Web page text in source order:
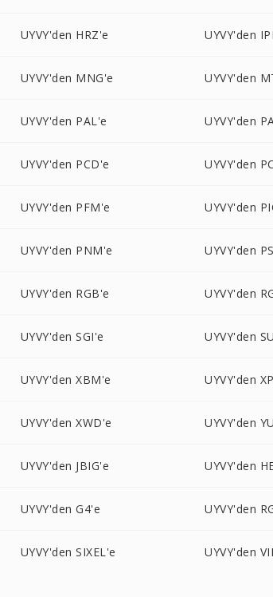
UYVY'den HRZ'e UYVY'den
UYVY'den MNG'e UYVY'den
UYVY'den PAL'e UYVY'den
UYVY'den PCD'e UYVY'den
UYVY'den PFM'e UYVY'den
UYVY'den PNM'e UYVY'den
UYVY'den RGB'e UYVY'den
UYVY'den SGI'e UYVY'den
UYVY'den XBM'e UYVY'den
UYVY'den XWD'e UYVY'den
UYVY'den JBIG'e UYVY'den
UYVY'den G4'e UYVY'den
UYVY'den SIXEL'e UYVY'den